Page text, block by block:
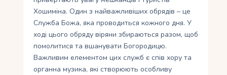
Хошиміна. Один з найважливіших обрядів – це
Служба Божа, яка проводиться кожного дня. У
ході цього обряду віряни збираються разом, щоб
помолитися та вшанувати Богородицю.
Важливим елементом цих служб є спів хору та
органна музика, які створюють особливу